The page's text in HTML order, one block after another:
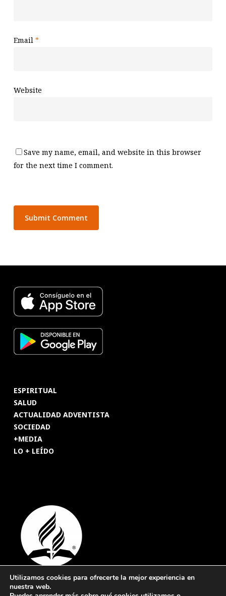
Email *
Website
Save my name, email, and website in this browser
for the next time I comment.
ESPIRITUAL
SALUD
ACTUALIDAD ADVENTISTA
SOCIEDAD
+MEDIA
LO + LEÍDO
© 2026 Revista Adventista de España. UICASDE. Derechos
Utilizamos cookies para ofrecerte la mejor experiencia en
nuestra web.